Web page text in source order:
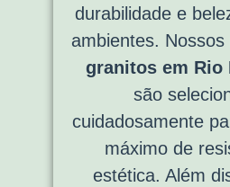
durabilidade e
ambientes. Nossos
granitos em Rio
são
cuidadosamente
máximo de
estética. Além